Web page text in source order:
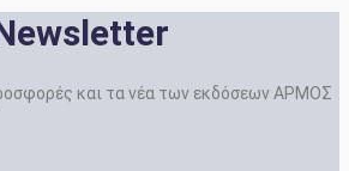
και τα νέα των εκδόσεων ΑΡΜΟΣ